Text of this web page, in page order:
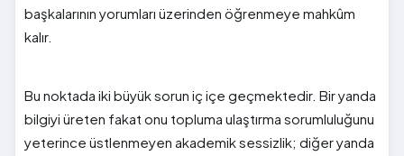
başkalarının yorumları üzerinden öğrenmeye mahkûm
kalır.
Bu noktada iki büyük sorun iç içe geçmektedir. Bir yanda
bilgiyi üreten fakat onu topluma ulaştırma sorumluluğunu
yeterince üstlenmeyen akademik sessizlik; diğer yanda